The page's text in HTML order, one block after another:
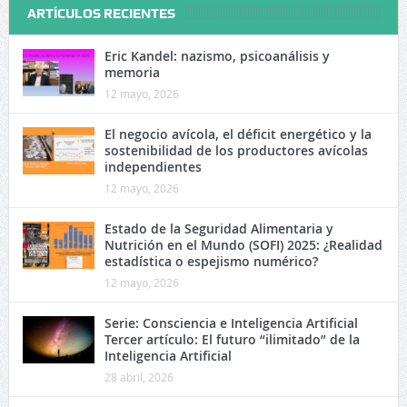
ARTÍCULOS RECIENTES
Eric Kandel: nazismo, psicoanálisis y
memoria
12 mayo, 2026
El negocio avícola, el déficit energético y la
sostenibilidad de los productores avícolas
independientes
12 mayo, 2026
Estado de la Seguridad Alimentaria y
Nutrición en el Mundo (SOFI) 2025: ¿Realidad
estadística o espejismo numérico?
12 mayo, 2026
Serie: Consciencia e Inteligencia Artificial
Tercer artículo: El futuro “ilimitado” de la
Inteligencia Artificial
28 abril, 2026